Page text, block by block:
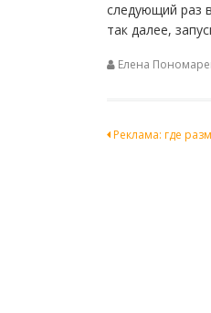
следующий раз
так далее,
Елена
Реклама: где